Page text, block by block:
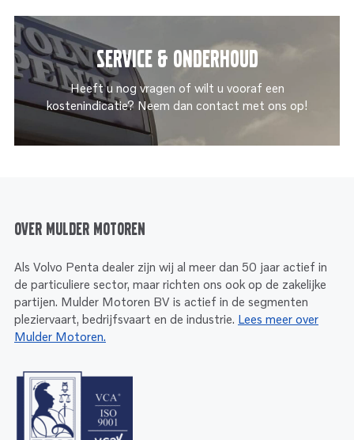
Service & onderhoud
Heeft u nog vragen of wilt u vooraf een
kostenindicatie? Neem dan contact met ons op!
Over Mulder Motoren
Als Volvo Penta dealer zijn wij al meer dan 50 jaar actief in
de particuliere sector, maar richten ons ook op de zakelijke
partijen. Mulder Motoren BV is actief in de segmenten
pleziervaart, bedrijfsvaart en de industrie. Lees meer over
Mulder Motoren.